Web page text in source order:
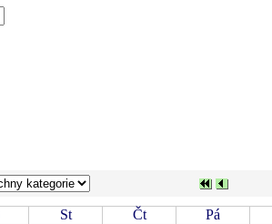
St Čt
Pá